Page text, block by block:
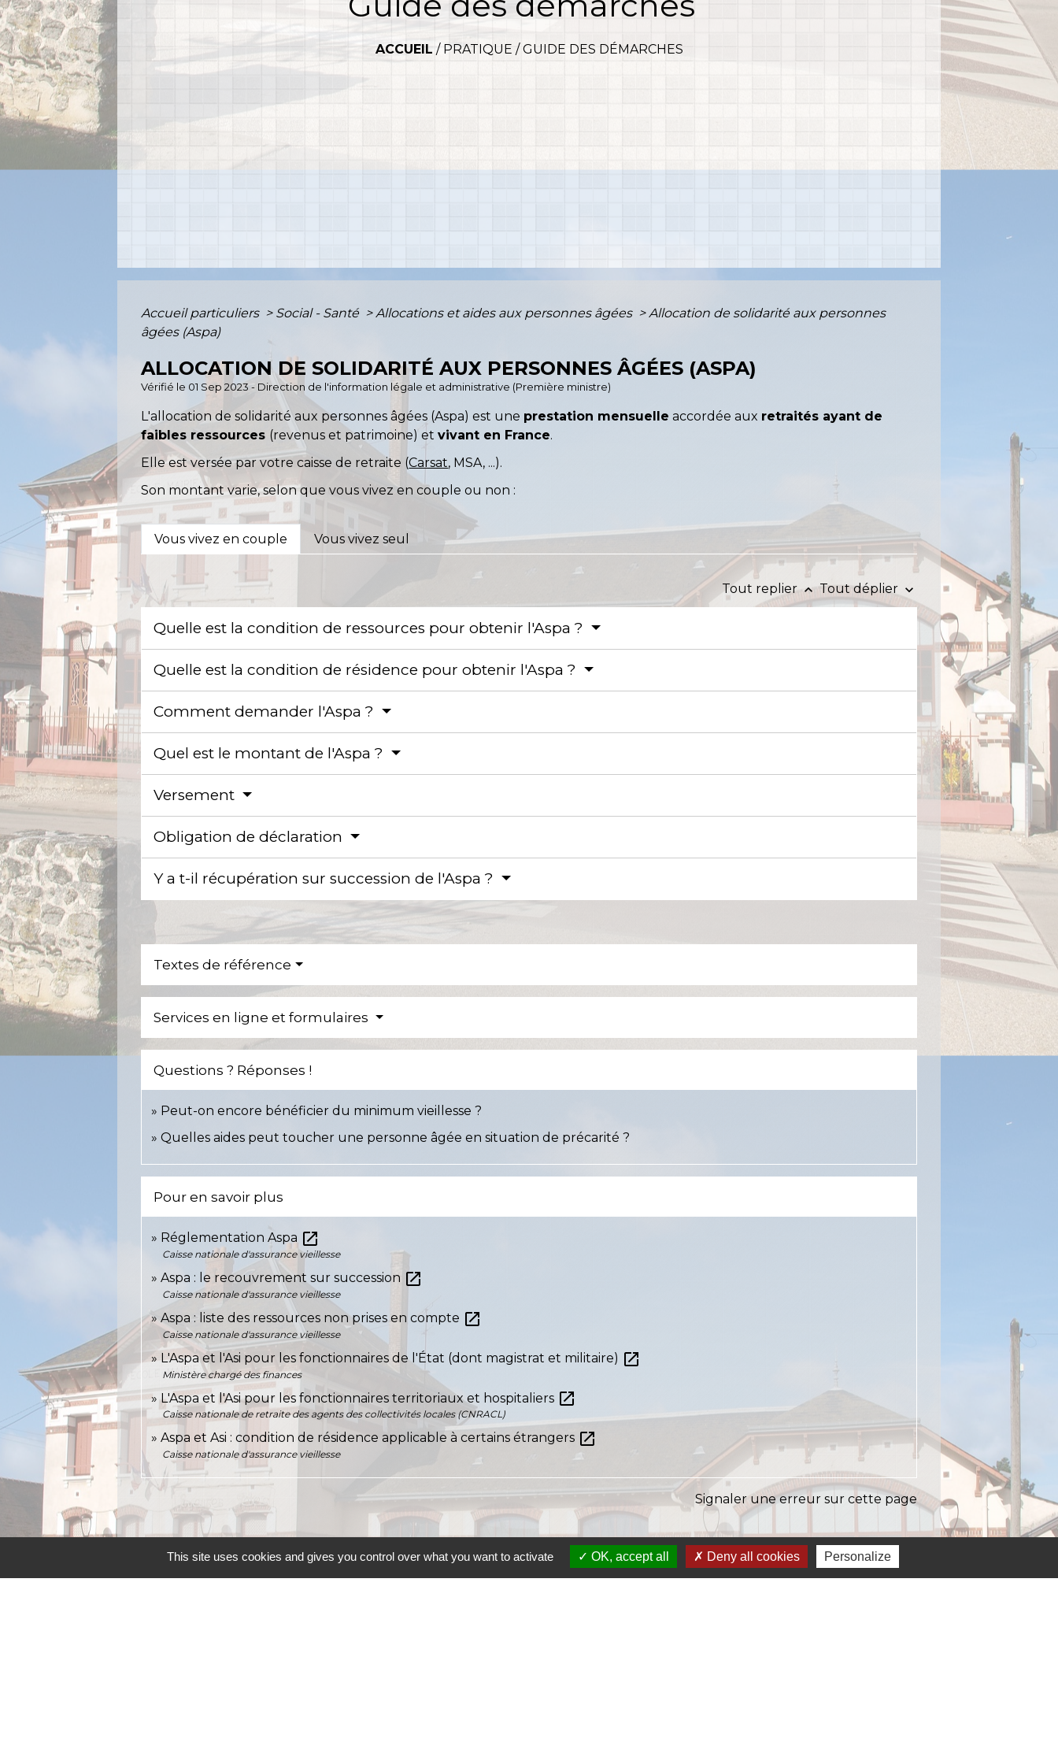
ACCUEIL / PRATIQUE /GUIDE DES DÉMARCHES
Accueil particuliers > Social - Santé > Allocations et aides aux personnes âgées > Allocation de solidarité aux personnes
âgées (Aspa)
ALLOCATION DE SOLIDARITÉ AUX PERSONNES ÂGÉES (ASPA)
Vérifié le 01 Sep 2023 - Direction de l'information légale et administrative (Première ministre)
L'allocation de solidarité aux personnes âgées (Aspa) est une prestation mensuelle accordée aux retraités ayant de
faibles ressources (revenus et patrimoine) etvivant en France.
Elle est versée par votre caisse de retraite (Carsat, MSA, ...).
Son montant varie, selon que vous vivez en couple ou non :
Vous vivez en couple Vous vivez seul
Tout replierkeyboard_arrow_up Tout déplier keyboard_arrow_down
Quelle est la condition de ressources pour obtenir l'Aspa ?
Quelle est la condition de résidence pour obtenir l'Aspa ?
Comment demander l'Aspa ?
Quel est le montant de l'Aspa ?
Versement
Obligation de déclaration
Y a t-il récupération sur succession de l'Aspa ?
Textes de référence
Services en ligne et formulaires
Questions ? Réponses !
Peut-on encore bénéficier du minimum vieillesse ?
Quelles aides peut toucher une personne âgée en situation de précarité ?
Pour en savoir plus
Réglementation Aspa open_in_new
Caisse nationale d'assurance vieillesse
Aspa : le recouvrement sur succession open_in_new
Caisse nationale d'assurance vieillesse
Aspa : liste des ressources non prises en compte open_in_new
Caisse nationale d'assurance vieillesse
L'Aspa et l'Asi pour les fonctionnaires de l'État (dont magistrat et militaire) open_in_new
Ministère chargé des finances
L'Aspa et l'Asi pour les fonctionnaires territoriaux et hospitaliers open_in_new
Caisse nationale de retraite des agents des collectivités locales (CNRACL)
Aspa et Asi : condition de résidence applicable à certains étrangers open_in_new
Caisse nationale d'assurance vieillesse
Signaler une erreur sur cette page
This site uses cookies and gives you control over what you want to activate OK, accept all Deny all cookies Personalize